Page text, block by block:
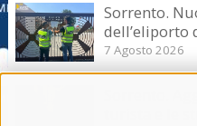
Sorrento.
dell’eliporto
7 Agosto 2026
Sorrento.
turista e le